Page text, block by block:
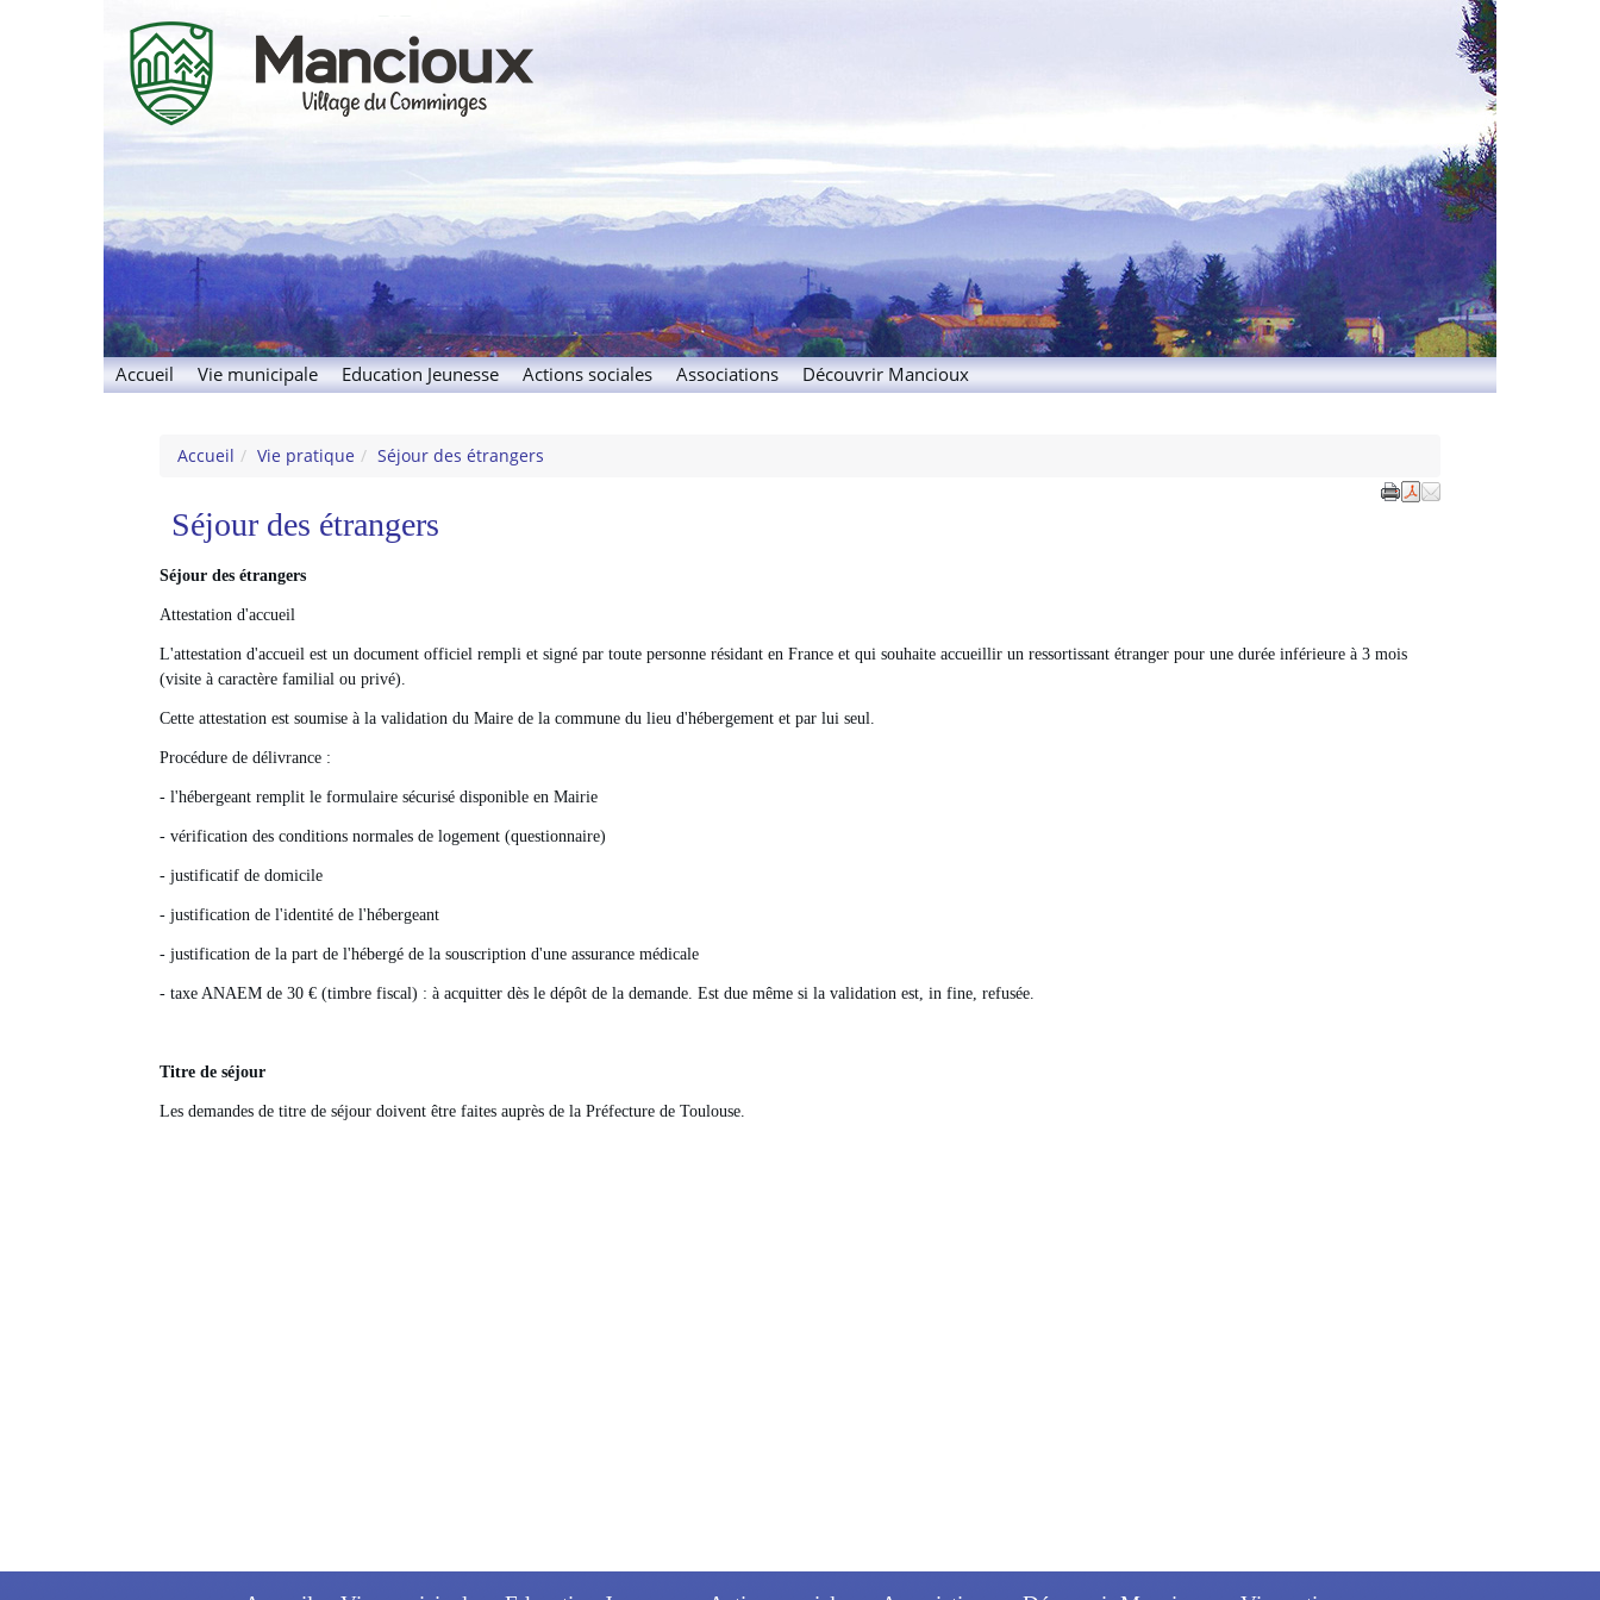
Mancioux
Village du Comminges
Accueil Vie municipale Education Jeunesse Actions sociales Associations Découvrir Mancioux
Accueil Vie pratique Séjour des étrangers
Séjour des étrangers
Séjour des étrangers
Attestation d'accueil
L'attestation d'accueil est un document officiel rempli et signé par toute personne résidant en France et qui souhaite accueillir un ressortissant étranger pour une durée inférieure à 3 mois
(visite à caractère familial ou privé).
Cette attestation est soumise à la validation du Maire de la commune du lieu d'hébergement et par lui seul.
Procédure de délivrance :
- l'hébergeant remplit le formulaire sécurisé disponible en Mairie
- vérification des conditions normales de logement (questionnaire)
- justificatif de domicile
- justification de l'identité de l'hébergeant
- justification de la part de l'hébergé de la souscription d'une assurance médicale
- taxe ANAEM de 30 € (timbre fiscal) : à acquitter dès le dépôt de la demande. Est due même si la validation est, in fine, refusée.
Titre de séjour
Les demandes de titre de séjour doivent être faites auprès de la Préfecture de Toulouse.